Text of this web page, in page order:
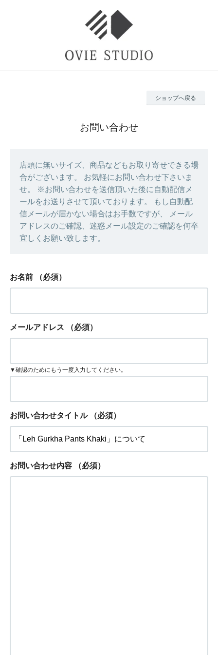
ショップへ戻る
お問い合わせ
店頭に無いサイズ、商品などもお取り寄せできる場
合がございます。 お気軽にお問い合わせ下さいま
せ。 ※お問い合わせを送信頂いた後に自動配信メ
ールをお送りさせて頂いております。 もし自動配
信メールが届かない場合はお手数ですが、 メール
アドレスのご確認、迷惑メール設定のご確認を何卒
宜しくお願い致します。
お名前 （必須）
メールアドレス （必須）
▼確認のためにもう一度入力してください。
お問い合わせタイトル （必須）
お問い合わせ内容 （必須）